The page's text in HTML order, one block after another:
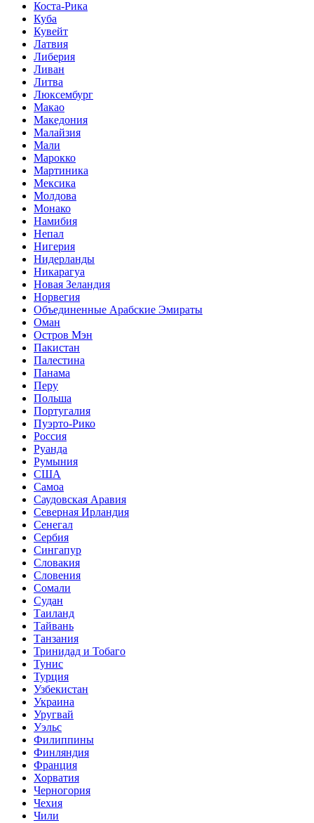
Коста-Рика
Куба
Кувейт
Латвия
Либерия
Ливан
Литва
Люксембург
Макао
Македония
Малайзия
Мали
Марокко
Мартиника
Мексика
Молдова
Монако
Намибия
Непал
Нигерия
Нидерланды
Никарагуа
Новая Зеландия
Норвегия
Объединенные Арабские Эмираты
Оман
Остров Мэн
Пакистан
Палестина
Панама
Перу
Польша
Португалия
Пуэрто-Рико
Россия
Руанда
Румыния
США
Самоа
Саудовская Аравия
Северная Ирландия
Сенегал
Сербия
Сингапур
Словакия
Словения
Сомали
Судан
Таиланд
Тайвань
Танзания
Тринидад и Тобаго
Тунис
Турция
Узбекистан
Украина
Уругвай
Уэльс
Филиппины
Финляндия
Франция
Хорватия
Черногория
Чехия
Чили